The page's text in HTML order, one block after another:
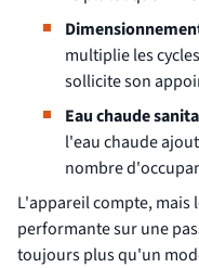
multiplie les
sollicite son
Eau chaude
l'eau chaude
nombre
L'appareil compte, mais
performante sur une
toujours plus qu'un